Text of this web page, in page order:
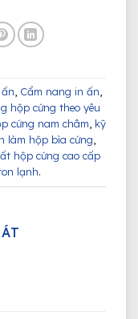
Cẩm nang in ấn
hộp cứng theo yêu
cứng nam châm kỹ
làm hộp bìa cứng
hộp cứng cao cấp
lạnh.